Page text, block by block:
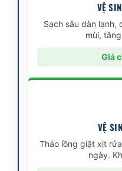
VỆ
Sạch sâu dàn lạnh,
mùi,
Giá
VỆ
Tháo lồng giặt xịt
ngày.